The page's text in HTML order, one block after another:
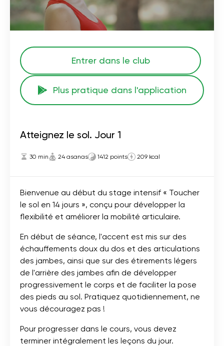
Entrer dans le club
Plus pratique dans l'application
Atteignez le sol. Jour 1
30 min 24 asanas 1412 points 209 kcal
Bienvenue au début du stage intensif « Toucher
le sol en 14 jours », conçu pour développer la
flexibilité et améliorer la mobilité articulaire.
En début de séance, l'accent est mis sur des
échauffements doux du dos et des articulations
des jambes, ainsi que sur des étirements légers
de l'arrière des jambes afin de développer
progressivement le corps et de faciliter la pose
des pieds au sol. Pratiquez quotidiennement, ne
vous découragez pas !
Pour progresser dans le cours, vous devez
terminer intégralement les leçons du jour.